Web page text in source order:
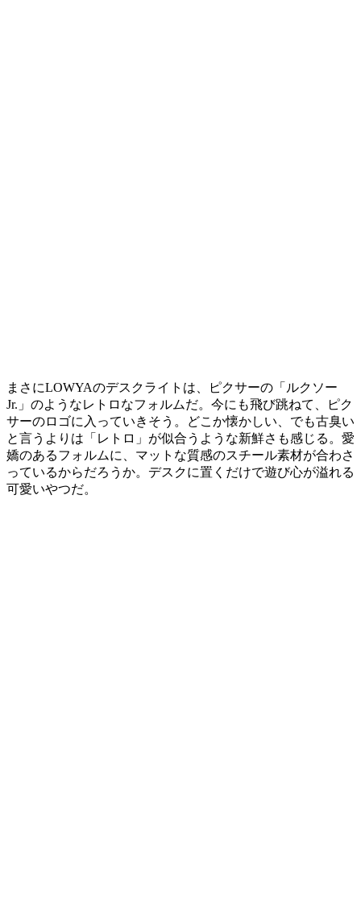
まさにLOWYAのデスクライトは、ピクサーの「ルクソー
Jr.」のようなレトロなフォルムだ。今にも飛び跳ねて、ピク
サーのロゴに入っていきそう。どこか懐かしい、でも古臭い
と言うよりは「レトロ」が似合うような新鮮さも感じる。愛
嬌のあるフォルムに、マットな質感のスチール素材が合わさ
っているからだろうか。デスクに置くだけで遊び心が溢れる
可愛いやつだ。